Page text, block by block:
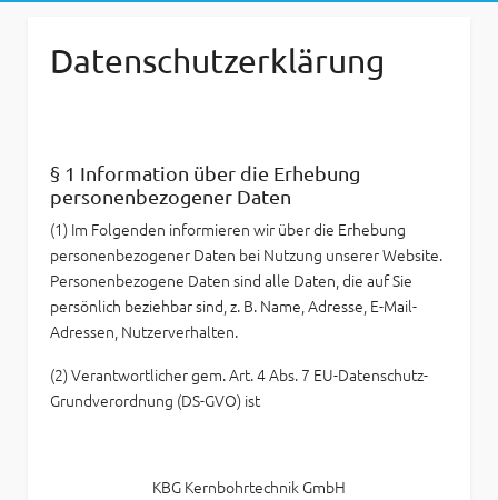
Datenschutzerklärung
§ 1 Information über die Erhebung
personenbezogener Daten
(1) Im Folgenden informieren wir über die Erhebung
personenbezogener Daten bei Nutzung unserer Website.
Personenbezogene Daten sind alle Daten, die auf Sie
persönlich beziehbar sind, z. B. Name, Adresse, E-Mail-
Adressen, Nutzerverhalten.
(2) Verantwortlicher gem. Art. 4 Abs. 7 EU-Datenschutz-
Grundverordnung (DS-GVO) ist
KBG Kernbohrtechnik GmbH